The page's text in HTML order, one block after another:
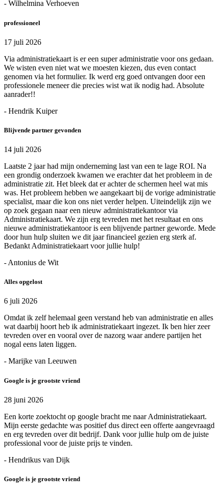
- Wilhelmina Verhoeven
professioneel
17 juli 2026
Via administratiekaart is er een super administratie voor ons gedaan.
We wisten even niet wat we moesten kiezen, dus even contact
genomen via het formulier. Ik werd erg goed ontvangen door een
professionele meneer die precies wist wat ik nodig had. Absolute
aanrader!!
- Hendrik Kuiper
Blijvende partner gevonden
14 juli 2026
Laatste 2 jaar had mijn onderneming last van een te lage ROI. Na
een grondig onderzoek kwamen we erachter dat het probleem in de
administratie zit. Het bleek dat er achter de schermen heel wat mis
was. Het probleem hebben we aangekaart bij de vorige administratie
specialist, maar die kon ons niet verder helpen. Uiteindelijk zijn we
op zoek gegaan naar een nieuw administratiekantoor via
Administratiekaart. We zijn erg tevreden met het resultaat en ons
nieuwe administratiekantoor is een blijvende partner geworde. Mede
door hun hulp sluiten we dit jaar financieel gezien erg sterk af.
Bedankt Administratiekaart voor jullie hulp!
- Antonius de Wit
Alles opgelost
6 juli 2026
Omdat ik zelf helemaal geen verstand heb van administratie en alles
wat daarbij hoort heb ik administratiekaart ingezet. Ik ben hier zeer
tevreden over en vooral over de nazorg waar andere partijen het
nogal eens laten liggen.
- Marijke van Leeuwen
Google is je grootste vriend
28 juni 2026
Een korte zoektocht op google bracht me naar Administratiekaart.
Mijn eerste gedachte was positief dus direct een offerte aangevraagd
en erg tevreden over dit bedrijf. Dank voor jullie hulp om de juiste
professional voor de juiste prijs te vinden.
- Hendrikus van Dijk
Google is je grootste vriend